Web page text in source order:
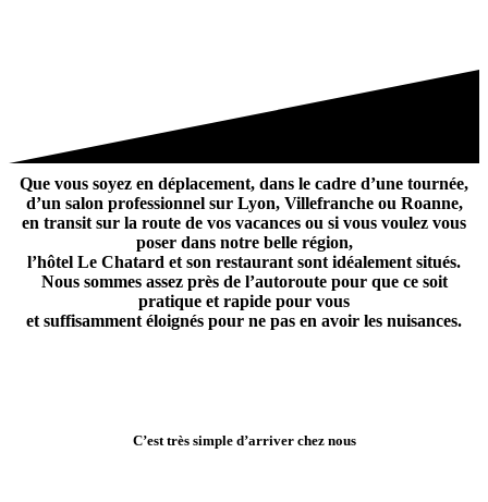
Que vous soyez en déplacement, dans le cadre d’une tournée,
d’un salon professionnel sur Lyon, Villefranche ou Roanne,
en transit sur la route de vos vacances ou si vous voulez vous
poser dans notre belle région,
l’hôtel Le Chatard et son restaurant sont idéalement situés.
Nous sommes assez près de l’autoroute pour que ce soit
pratique et rapide pour vous
et suffisamment éloignés pour ne pas en avoir les nuisances.
C’est très simple d’arriver chez nous